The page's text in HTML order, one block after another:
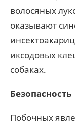
волосяных
оказывают
иксодовых
собаках.
Безопасность
Побочных